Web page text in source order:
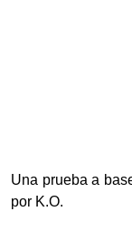
Una prueba a
por K.O.